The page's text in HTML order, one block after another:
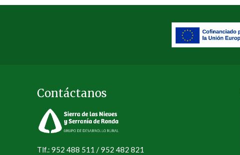
Contáctanos
Tlf.: 952 488 511 / 952 482 821